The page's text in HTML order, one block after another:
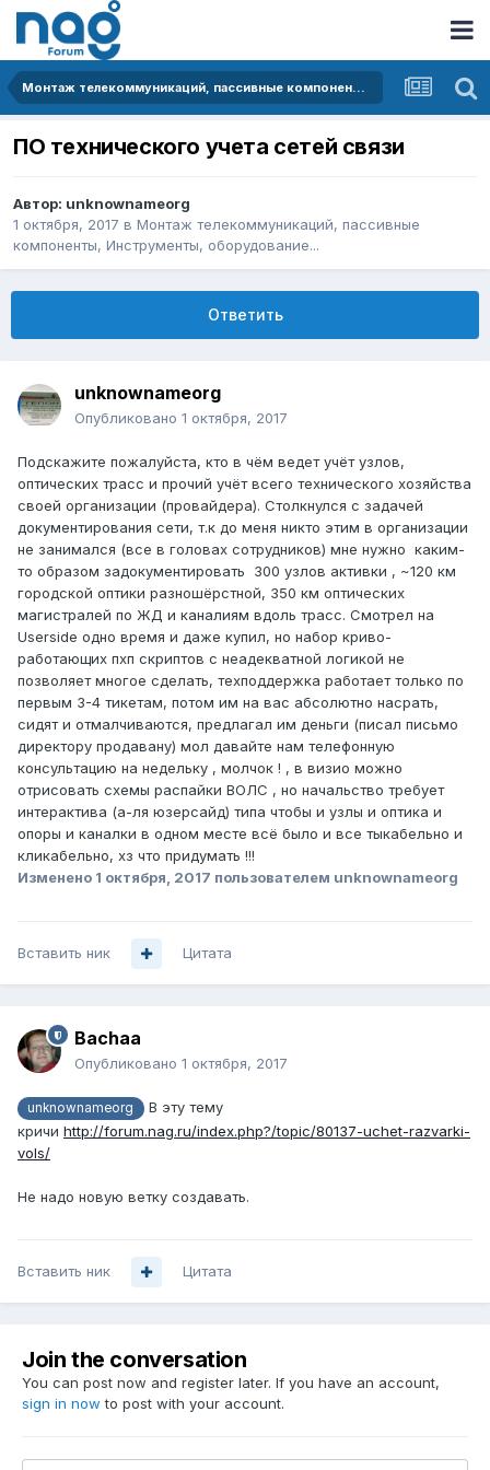
Монтаж телекоммуникаций, пассивные компоненты, Инструменты, оборудование...
ПО технического учета сетей связи
Автор: unknownameorg
1 октября, 2017 в Монтаж телекоммуникаций, пассивные
компоненты, Инструменты, оборудование...
Ответить
unknownameorg
Опубликовано 1 октября, 2017
Подскажите пожалуйста, кто в чём ведет учёт узлов,
оптических трасс и прочий учёт всего технического хозяйства
своей организации (провайдера). Столкнулся с задачей
документирования сети, т.к до меня никто этим в организации
не занимался (все в головах сотрудников) мне нужно каким-
то образом задокументировать 300 узлов активки , ~120 км
городской оптики разношёрстной, 350 км оптических
магистралей по ЖД и каналиям вдоль трасс. Смотрел на
Userside одно время и даже купил, но набор криво-
работающих пхп скриптов с неадекватной логикой не
позволяет многое сделать, техподдержка работает только по
первым 3-4 тикетам, потом им на вас абсолютно насрать,
сидят и отмалчиваются, предлагал им деньги (писал письмо
директору продавану) мол давайте нам телефонную
консультацию на недельку , молчок ! , в визио можно
отрисовать схемы распайки ВОЛС , но начальство требует
интерактива (а-ля юзерсайд) типа чтобы и узлы и оптика и
опоры и каналки в одном месте всё было и все тыкабельно и
кликабельно, хз что придумать !!!
Изменено 1 октября, 2017 пользователем unknownameorg
Вставить ник Цитата
Bachaa
Опубликовано 1 октября, 2017
unknownameorg
В эту тему
кричи http://forum.nag.ru/index.php?/topic/80137-uchet-razvarki-
vols/
Не надо новую ветку создавать.
Вставить ник Цитата
Join the conversation
You can post now and register later. If you have an account,
sign in now to post with your account.